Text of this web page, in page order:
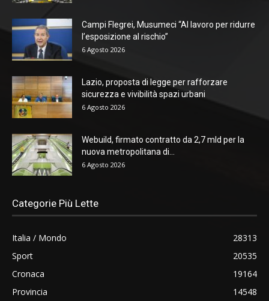
Campi Flegrei, Musumeci “Al lavoro per ridurre
l’esposizione al rischio”
6 Agosto 2026
Lazio, proposta di legge per rafforzare
sicurezza e vivibilità spazi urbani
6 Agosto 2026
Webuild, firmato contratto da 2,7 mld per la
nuova metropolitana di...
6 Agosto 2026
Categorie Più Lette
Italia / Mondo
28313
Sport
20535
Cronaca
19164
Provincia
14548